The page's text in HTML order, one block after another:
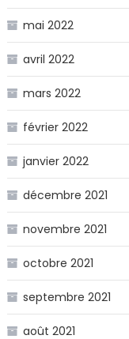
mai 2022
avril 2022
mars 2022
février 2022
janvier 2022
décembre 2021
novembre 2021
octobre 2021
septembre 2021
août 2021